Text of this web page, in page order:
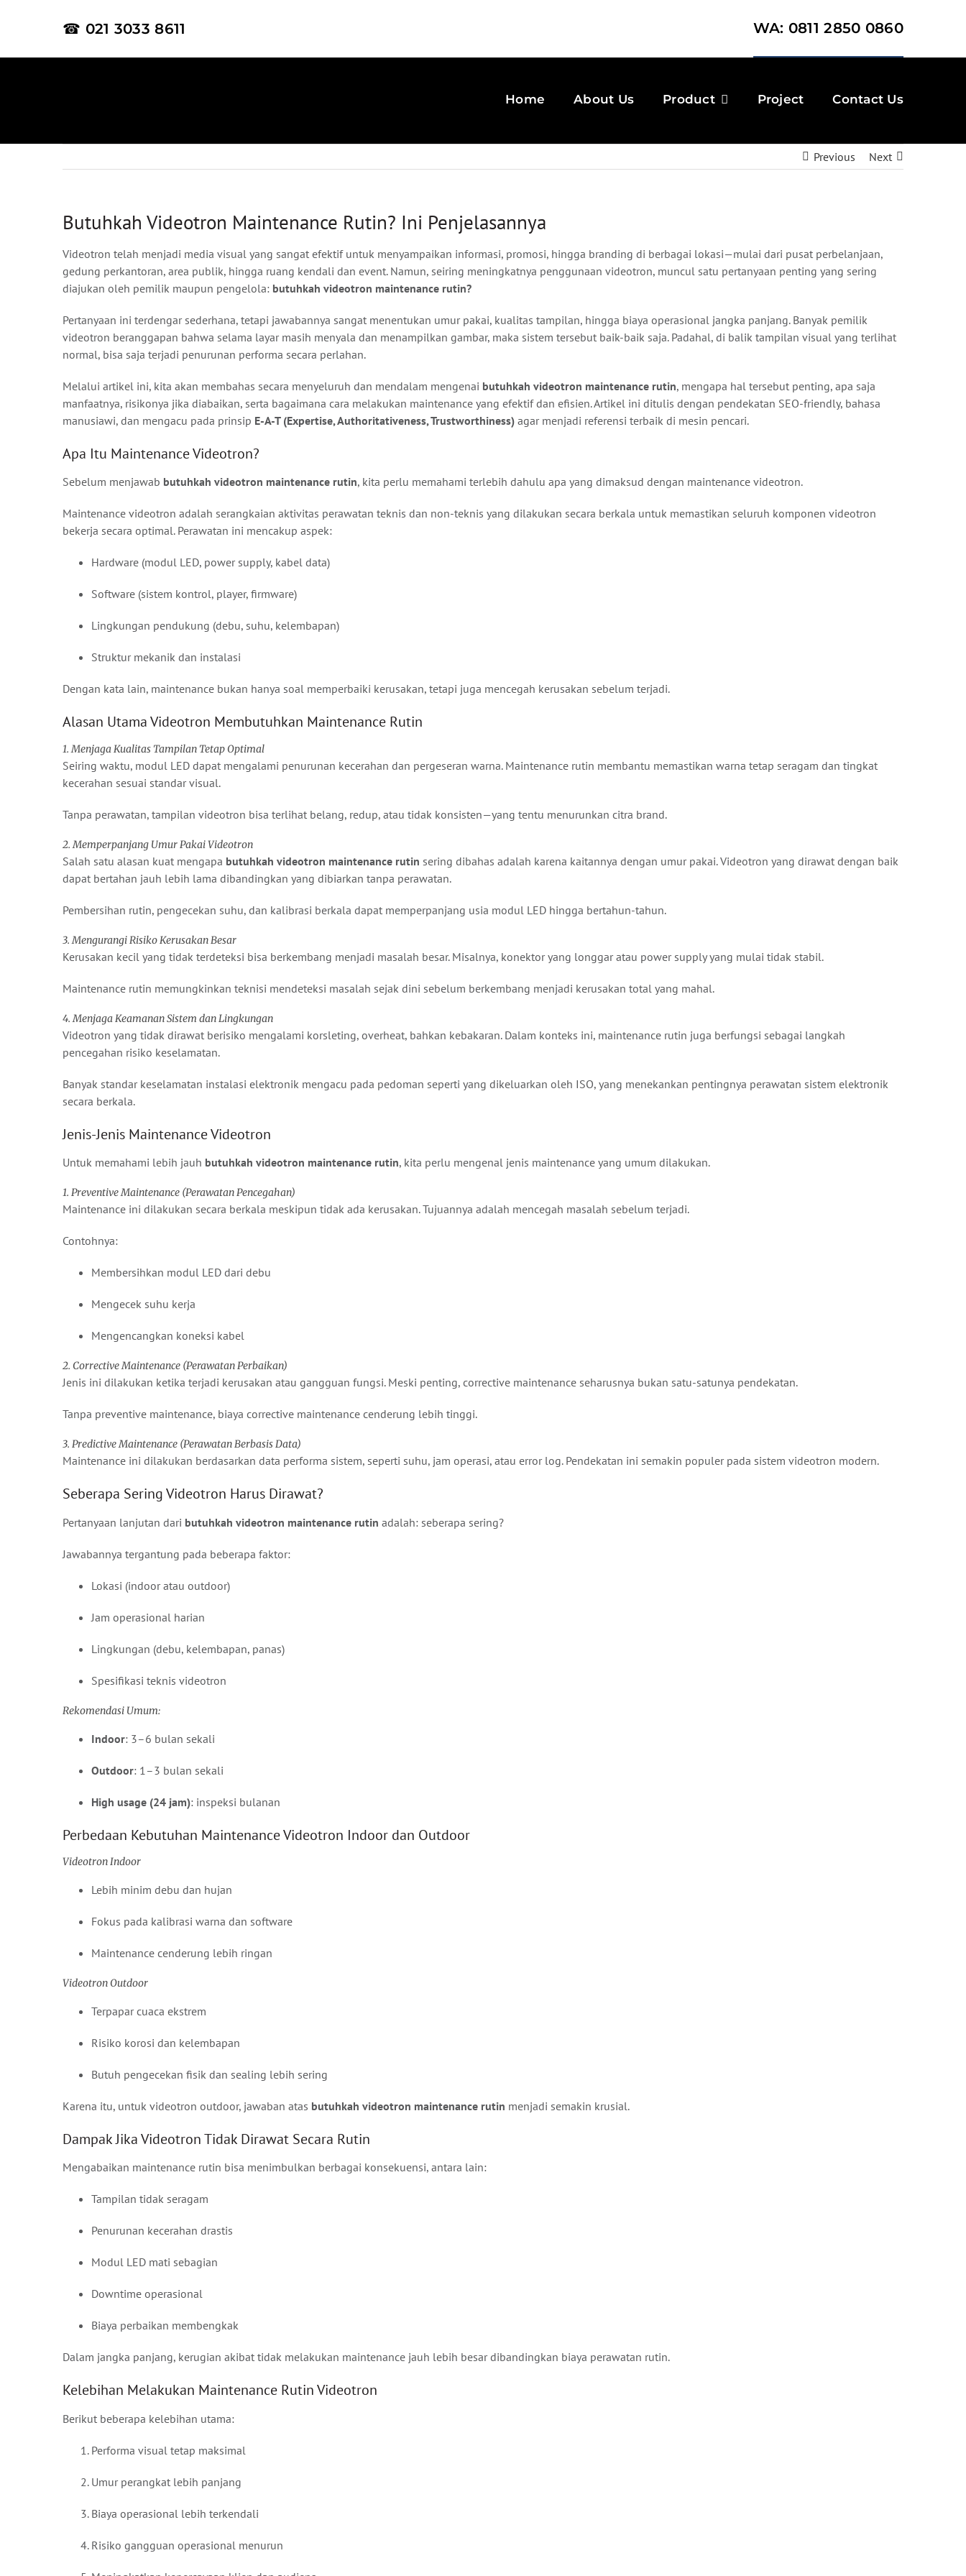
☎ 021 3033 8611 WA: 0811 2850 0860
Home About Us Product Project Contact Us
Previous Next
Butuhkah Videotron Maintenance Rutin? Ini Penjelasannya
Videotron telah menjadi media visual yang sangat efektif untuk menyampaikan informasi, promosi, hingga branding di berbagai lokasi—mulai dari pusat perbelanjaan,
gedung perkantoran, area publik, hingga ruang kendali dan event. Namun, seiring meningkatnya penggunaan videotron, muncul satu pertanyaan penting yang sering
diajukan oleh pemilik maupun pengelola: butuhkah videotron maintenance rutin?
Pertanyaan ini terdengar sederhana, tetapi jawabannya sangat menentukan umur pakai, kualitas tampilan, hingga biaya operasional jangka panjang. Banyak pemilik
videotron beranggapan bahwa selama layar masih menyala dan menampilkan gambar, maka sistem tersebut baik-baik saja. Padahal, di balik tampilan visual yang terlihat
normal, bisa saja terjadi penurunan performa secara perlahan.
Melalui artikel ini, kita akan membahas secara menyeluruh dan mendalam mengenai butuhkah videotron maintenance rutin, mengapa hal tersebut penting, apa saja
manfaatnya, risikonya jika diabaikan, serta bagaimana cara melakukan maintenance yang efektif dan efisien. Artikel ini ditulis dengan pendekatan SEO-friendly, bahasa
manusiawi, dan mengacu pada prinsip E-A-T (Expertise, Authoritativeness, Trustworthiness) agar menjadi referensi terbaik di mesin pencari.
Apa Itu Maintenance Videotron?
Sebelum menjawab butuhkah videotron maintenance rutin, kita perlu memahami terlebih dahulu apa yang dimaksud dengan maintenance videotron.
Maintenance videotron adalah serangkaian aktivitas perawatan teknis dan non-teknis yang dilakukan secara berkala untuk memastikan seluruh komponen videotron
bekerja secara optimal. Perawatan ini mencakup aspek:
Hardware (modul LED, power supply, kabel data)
Software (sistem kontrol, player, firmware)
Lingkungan pendukung (debu, suhu, kelembapan)
Struktur mekanik dan instalasi
Dengan kata lain, maintenance bukan hanya soal memperbaiki kerusakan, tetapi juga mencegah kerusakan sebelum terjadi.
Alasan Utama Videotron Membutuhkan Maintenance Rutin
1. Menjaga Kualitas Tampilan Tetap Optimal
Seiring waktu, modul LED dapat mengalami penurunan kecerahan dan pergeseran warna. Maintenance rutin membantu memastikan warna tetap seragam dan tingkat
kecerahan sesuai standar visual.
Tanpa perawatan, tampilan videotron bisa terlihat belang, redup, atau tidak konsisten—yang tentu menurunkan citra brand.
2. Memperpanjang Umur Pakai Videotron
Salah satu alasan kuat mengapa butuhkah videotron maintenance rutin sering dibahas adalah karena kaitannya dengan umur pakai. Videotron yang dirawat dengan baik
dapat bertahan jauh lebih lama dibandingkan yang dibiarkan tanpa perawatan.
Pembersihan rutin, pengecekan suhu, dan kalibrasi berkala dapat memperpanjang usia modul LED hingga bertahun-tahun.
3. Mengurangi Risiko Kerusakan Besar
Kerusakan kecil yang tidak terdeteksi bisa berkembang menjadi masalah besar. Misalnya, konektor yang longgar atau power supply yang mulai tidak stabil.
Maintenance rutin memungkinkan teknisi mendeteksi masalah sejak dini sebelum berkembang menjadi kerusakan total yang mahal.
4. Menjaga Keamanan Sistem dan Lingkungan
Videotron yang tidak dirawat berisiko mengalami korsleting, overheat, bahkan kebakaran. Dalam konteks ini, maintenance rutin juga berfungsi sebagai langkah
pencegahan risiko keselamatan.
Banyak standar keselamatan instalasi elektronik mengacu pada pedoman seperti yang dikeluarkan oleh ISO, yang menekankan pentingnya perawatan sistem elektronik
secara berkala.
Jenis-Jenis Maintenance Videotron
Untuk memahami lebih jauh butuhkah videotron maintenance rutin, kita perlu mengenal jenis maintenance yang umum dilakukan.
1. Preventive Maintenance (Perawatan Pencegahan)
Maintenance ini dilakukan secara berkala meskipun tidak ada kerusakan. Tujuannya adalah mencegah masalah sebelum terjadi.
Contohnya:
Membersihkan modul LED dari debu
Mengecek suhu kerja
Mengencangkan koneksi kabel
2. Corrective Maintenance (Perawatan Perbaikan)
Jenis ini dilakukan ketika terjadi kerusakan atau gangguan fungsi. Meski penting, corrective maintenance seharusnya bukan satu-satunya pendekatan.
Tanpa preventive maintenance, biaya corrective maintenance cenderung lebih tinggi.
3. Predictive Maintenance (Perawatan Berbasis Data)
Maintenance ini dilakukan berdasarkan data performa sistem, seperti suhu, jam operasi, atau error log. Pendekatan ini semakin populer pada sistem videotron modern.
Seberapa Sering Videotron Harus Dirawat?
Pertanyaan lanjutan dari butuhkah videotron maintenance rutin adalah: seberapa sering?
Jawabannya tergantung pada beberapa faktor:
Lokasi (indoor atau outdoor)
Jam operasional harian
Lingkungan (debu, kelembapan, panas)
Spesifikasi teknis videotron
Rekomendasi Umum:
Indoor: 3–6 bulan sekali
Outdoor: 1–3 bulan sekali
High usage (24 jam): inspeksi bulanan
Perbedaan Kebutuhan Maintenance Videotron Indoor dan Outdoor
Videotron Indoor
Lebih minim debu dan hujan
Fokus pada kalibrasi warna dan software
Maintenance cenderung lebih ringan
Videotron Outdoor
Terpapar cuaca ekstrem
Risiko korosi dan kelembapan
Butuh pengecekan fisik dan sealing lebih sering
Karena itu, untuk videotron outdoor, jawaban atas butuhkah videotron maintenance rutin menjadi semakin krusial.
Dampak Jika Videotron Tidak Dirawat Secara Rutin
Mengabaikan maintenance rutin bisa menimbulkan berbagai konsekuensi, antara lain:
Tampilan tidak seragam
Penurunan kecerahan drastis
Modul LED mati sebagian
Downtime operasional
Biaya perbaikan membengkak
Dalam jangka panjang, kerugian akibat tidak melakukan maintenance jauh lebih besar dibandingkan biaya perawatan rutin.
Kelebihan Melakukan Maintenance Rutin Videotron
Berikut beberapa kelebihan utama:
Performa visual tetap maksimal
Umur perangkat lebih panjang
Biaya operasional lebih terkendali
Risiko gangguan operasional menurun